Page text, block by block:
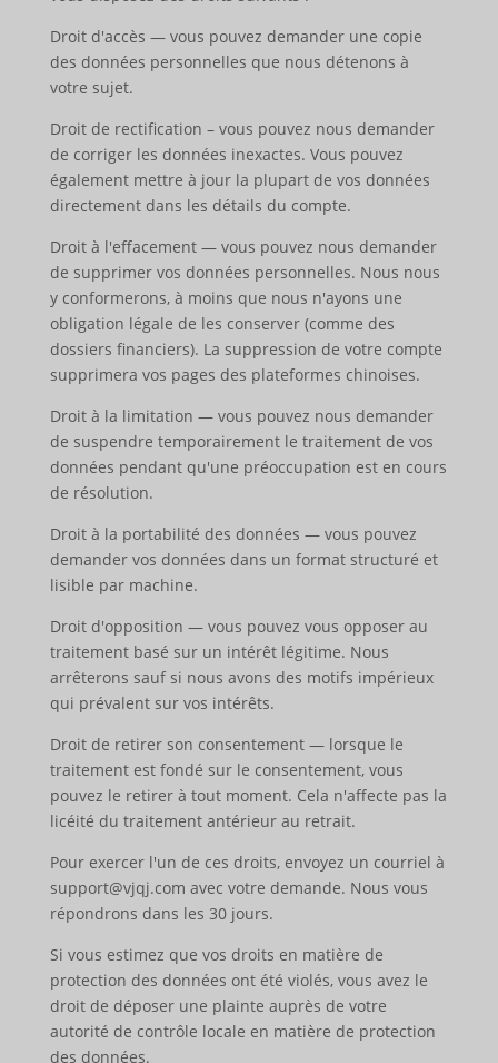
Droit d'accès — vous pouvez demander une copie
des données personnelles que nous détenons à
votre sujet.
Droit de rectification – vous pouvez nous demander
de corriger les données inexactes. Vous pouvez
également mettre à jour la plupart de vos données
directement dans les détails du compte.
Droit à l'effacement — vous pouvez nous demander
de supprimer vos données personnelles. Nous nous
y conformerons, à moins que nous n'ayons une
obligation légale de les conserver (comme des
dossiers financiers). La suppression de votre compte
supprimera vos pages des plateformes chinoises.
Droit à la limitation — vous pouvez nous demander
de suspendre temporairement le traitement de vos
données pendant qu'une préoccupation est en cours
de résolution.
Droit à la portabilité des données — vous pouvez
demander vos données dans un format structuré et
lisible par machine.
Droit d'opposition — vous pouvez vous opposer au
traitement basé sur un intérêt légitime. Nous
arrêterons sauf si nous avons des motifs impérieux
qui prévalent sur vos intérêts.
Droit de retirer son consentement — lorsque le
traitement est fondé sur le consentement, vous
pouvez le retirer à tout moment. Cela n'affecte pas la
licéité du traitement antérieur au retrait.
Pour exercer l'un de ces droits, envoyez un courriel à
support@vjqj.com avec votre demande. Nous vous
répondrons dans les 30 jours.
Si vous estimez que vos droits en matière de
protection des données ont été violés, vous avez le
droit de déposer une plainte auprès de votre
autorité de contrôle locale en matière de protection
des données.